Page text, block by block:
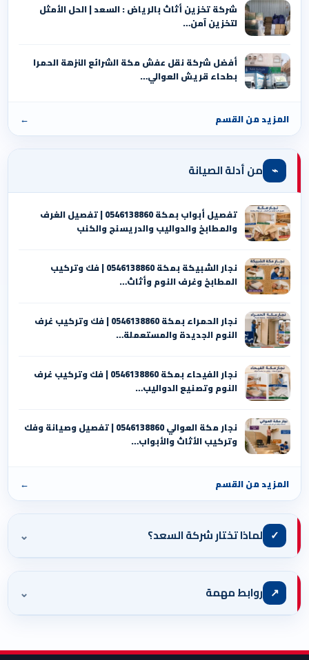
شركة تخزين أثاث بالرياض : السعد | الحل الأمثل
لتخزين آمن…
أفضل شركة نقل عفش مكة الشرائع النزهة الحمرا
بطحاء قريش العوالي…
المزيد من القسم ←
⌁ من أدلة الصيانة
تفصيل أبواب بمكة 0546138860 | تفصيل الغرف
والمطابخ والدواليب والدريسنج والكنب
نجار الشبيكة بمكة 0546138860⁩ | فك وتركيب
المطابخ وغرف النوم وأثاث…
نجار الحمراء بمكة 0546138860⁩ | فك وتركيب غرف
النوم الجديدة والمستعملة…
نجار الفيحاء بمكة 0546138860⁩ | فك وتركيب غرف
النوم وتصنيع الدواليب…
نجار مكة العوالي 0546138860⁩ | تفصيل وصيانة وفك
وتركيب الأثاث والأبواب…
المزيد من القسم ←
✓ لماذا تختار شركة السعد؟ ⌄
↗ روابط مهمة ⌄